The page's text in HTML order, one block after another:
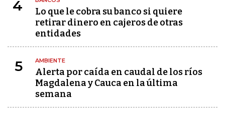
4
Lo que le cobra su banco si quiere
retirar dinero en cajeros de otras
entidades
5 AMBIENTE
Alerta por caída en caudal de los ríos
Magdalena y Cauca en la última
semana